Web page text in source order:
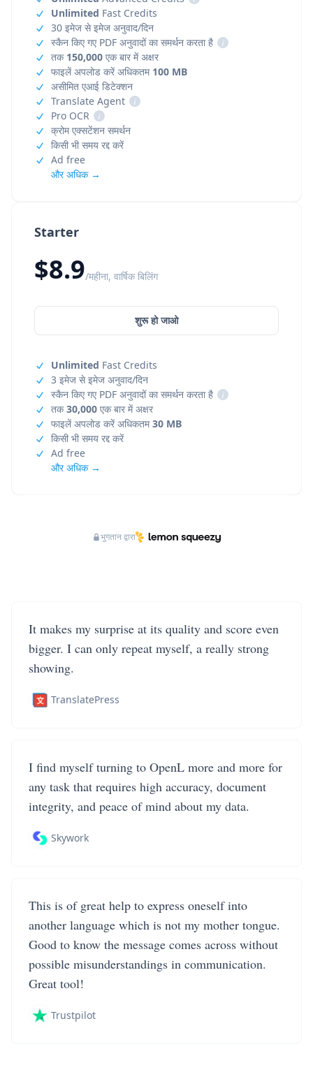
Starter
$8.9/महीना, वार्षिक बिलिंग
शुरू हो जाओ
Unlimited Fast Credits
3 इमेज से इमेज अनुवाद/दिन
स्कैन किए गए PDF अनुवादों का समर्थन करता है
i
तक30,000 एक बार में अक्षर
फाइलें अपलोड करें अधिकतम30 MB
किसी भी समय रद्द करें
Ad free
और अधिक →
Unlimited Fast Credits
30 इमेज से इमेज अनुवाद/दिन
स्कैन किए गए PDF अनुवादों का समर्थन करता है
i
तक 150,000 एक बार में अक्षर
फाइलें अपलोड करें अधिकतम 100 MB
असीमित एआई डिटेक्शन
Translate Agent
i
Pro OCR
i
क्रोम एक्सटेंशन समर्थन
किसी भी समय रद्द करें
Ad free
और अधिक →
भुगतान द्वारा
It makes my surprise at its quality and score even
bigger. I can only repeat myself, a really strong
showing.
TranslatePress
I find myself turning to OpenL more and more for
any task that requires high accuracy, document
integrity, and peace of mind about my data.
Skywork
This is of great help to express oneself into
another language which is not my mother tongue.
Good to know the message comes across without
possible misunderstandings in communication.
Great tool!
Trustpilot